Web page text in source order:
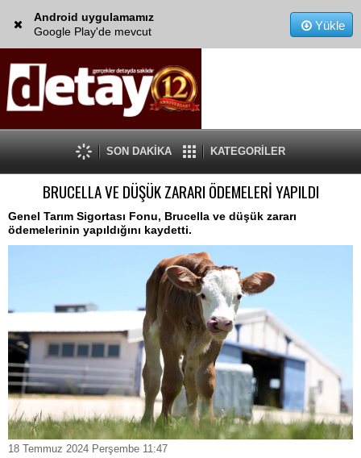
Android uygulamamız
Google Play'de mevcut
Yükle
SON DAKİKA KATEGORİLER
BRUCELLA VE DÜŞÜK ZARARI ÖDEMELERİ YAPILDI
Genel Tarım Sigortası Fonu, Brucella ve düşük zararı
ödemelerinin yapıldığını kaydetti.
18 Temmuz 2024 Perşembe 11:47